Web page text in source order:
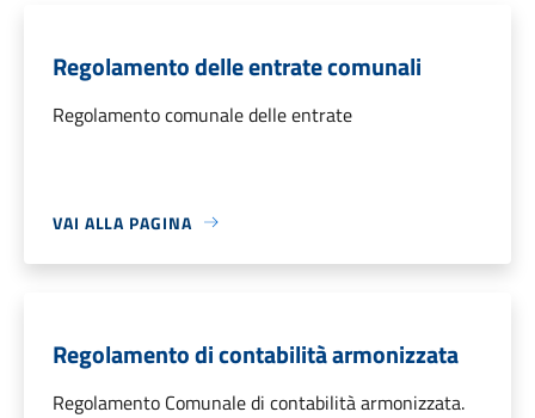
Regolamento delle entrate comunali
Regolamento comunale delle entrate
VAI ALLA PAGINA
Regolamento di contabilità armonizzata
Regolamento Comunale di contabilità armonizzata.